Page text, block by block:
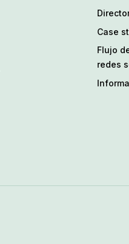
Case
Flujo
redes